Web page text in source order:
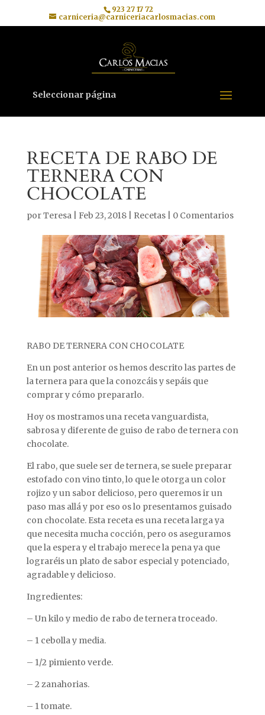
923 27 17 72
carniceria@carniceriacarlosmacias.com
Seleccionar página
RECETA DE RABO DE
TERNERA CON
CHOCOLATE
porTeresa| Feb 23, 2018| Recetas| 0 Comentarios
RABO DE TERNERA CON CHOCOLATE
En un post anterior os hemos descrito las partes de
la ternera para que la conozcáis y sepáis que
comprar y cómo prepararlo.
Hoy os mostramos una receta vanguardista,
sabrosa y diferente de guiso de rabo de ternera con
chocolate.
El rabo, que suele ser de ternera, se suele preparar
estofado con vino tinto, lo que le otorga un color
rojizo y un sabor delicioso, pero queremos ir un
paso mas allá y por eso os lo presentamos guisado
con chocolate. Esta receta es una receta larga ya
que necesita mucha cocción, pero os aseguramos
que la espera y el trabajo merece la pena ya que
lograréis un plato de sabor especial y potenciado,
agradable y delicioso.
Ingredientes:
– Un kilo y medio de rabo de ternera troceado.
– 1 cebolla y media.
– 1/2 pimiento verde.
– 2 zanahorias.
– 1 tomate.